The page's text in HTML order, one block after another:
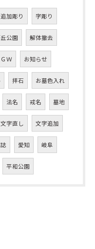
追加彫り 字彫り
公園 解体撤去
ＧＷ お知らせ
拝石 お墓色入れ
法名 戒名 墓地
文字直し 文字追加
愛知 岐阜
平和公園